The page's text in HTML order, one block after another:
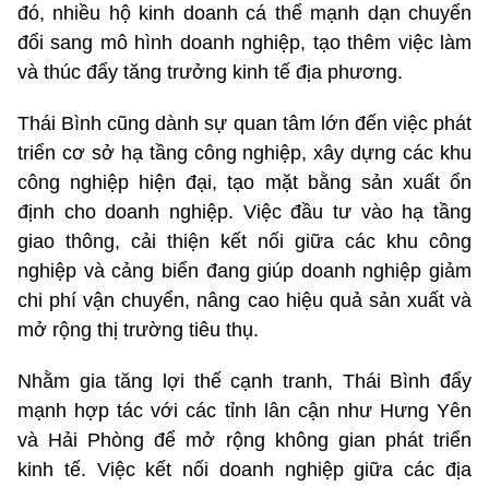
đó, nhiều hộ kinh doanh cá thể mạnh dạn chuyển
đổi sang mô hình doanh nghiệp, tạo thêm việc làm
và thúc đẩy tăng trưởng kinh tế địa phương.
Thái Bình cũng dành sự quan tâm lớn đến việc phát
triển cơ sở hạ tầng công nghiệp, xây dựng các khu
công nghiệp hiện đại, tạo mặt bằng sản xuất ổn
định cho doanh nghiệp. Việc đầu tư vào hạ tầng
giao thông, cải thiện kết nối giữa các khu công
nghiệp và cảng biển đang giúp doanh nghiệp giảm
chi phí vận chuyển, nâng cao hiệu quả sản xuất và
mở rộng thị trường tiêu thụ.
Nhằm gia tăng lợi thế cạnh tranh, Thái Bình đẩy
mạnh hợp tác với các tỉnh lân cận như Hưng Yên
và Hải Phòng để mở rộng không gian phát triển
kinh tế. Việc kết nối doanh nghiệp giữa các địa